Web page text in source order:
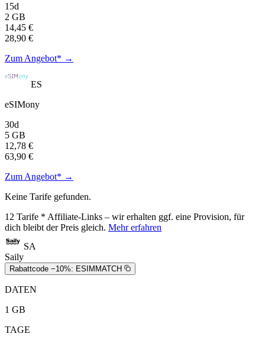
15d
2 GB
14,45 €
28,90 €
Zum Angebot* →
ES
eSIMony
30d
5 GB
12,78 €
63,90 €
Zum Angebot* →
Keine Tarife gefunden.
12 Tarife * Affiliate-Links – wir erhalten ggf. eine Provision, für
dich bleibt der Preis gleich. Mehr erfahren
SA
Saily
Rabattcode −10%: ESIMMATCH
DATEN
1 GB
TAGE